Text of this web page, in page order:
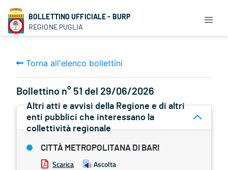
BOLLETTINO UFFICIALE - BURP
REGIONE PUGLIA
Torna all'elenco bollettini
Bollettino n° 51 del 29/06/2026
Altri atti e avvisi della Regione e di altri
enti pubblici che interessano la
collettività regionale
CITTÀ METROPOLITANA DI BARI
Scarica Ascolta